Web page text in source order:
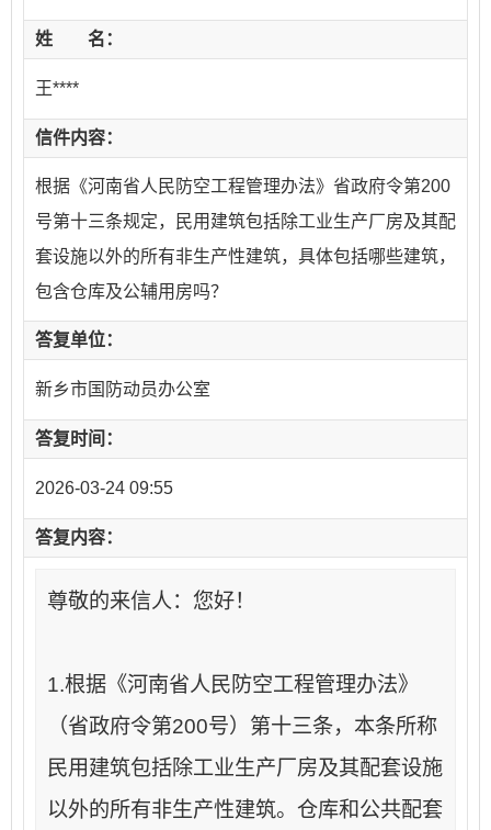
姓 名：
王****
信件内容：
根据《河南省人民防空工程管理办法》省政府令第200
号第十三条规定，民用建筑包括除工业生产厂房及其配
套设施以外的所有非生产性建筑，具体包括哪些建筑，
包含仓库及公辅用房吗？
答复单位：
新乡市国防动员办公室
答复时间：
2026-03-24 09:55
答复内容：
尊敬的来信人：您好！
1.根据《河南省人民防空工程管理办法》
（省政府令第200号）第十三条，本条所称
民用建筑包括除工业生产厂房及其配套设施
以外的所有非生产性建筑。仓库和公共配套